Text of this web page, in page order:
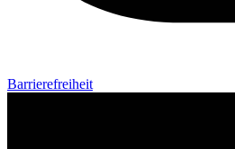
Barrierefreiheit